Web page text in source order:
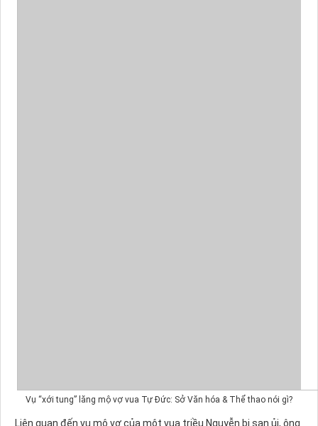
Vụ “xới tung” lăng mộ vợ vua Tự Đức: Sở Văn hóa & Thể thao nói gì?
Liên quan đến vụ mộ vợ của một vua triều Nguyễn bị san ủi, ông